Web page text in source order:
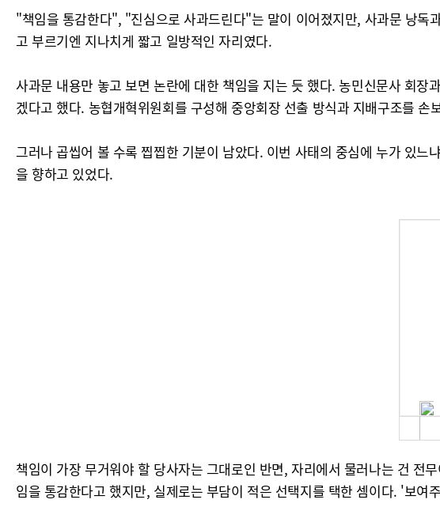
"책임을 통감한다", "진심으로 사과드린다"는 말이 이어졌지만, 사과문 낭
고 부르기엔 지나치게 짧고 일방적인 자리였다.
사과문 내용만 놓고 보면 논란에 대한 책임을 지는 듯 했다. 농민신문사 회
겠다고 했다. 농협개혁위원회를 구성해 중앙회장 선출 방식과 지배구조를
그러나 곱씹어 볼 수록 찝찝한 기분이 남았다. 이번 사태의 중심에 누가 있
을 향하고 있었다.
책임이 가장 무거워야 할 당사자는 그대로인 반면, 자리에서 물러나는 건 전
임을 통감한다고 했지만, 실제로는 부담이 적은 선택지를 택한 셈이다. '보여